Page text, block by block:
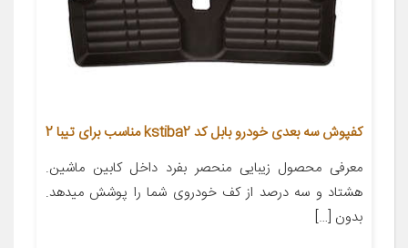
کفپوش سه بعدی خودرو بابل کد kstiba2 مناسب برای تیبا 2
معرفی محصول زیبایی منحصر بفرد داخل کابین ماشین.
هشتاد و سه درصد از کف خودروی شما را پوشش میدهد.
بدون […]